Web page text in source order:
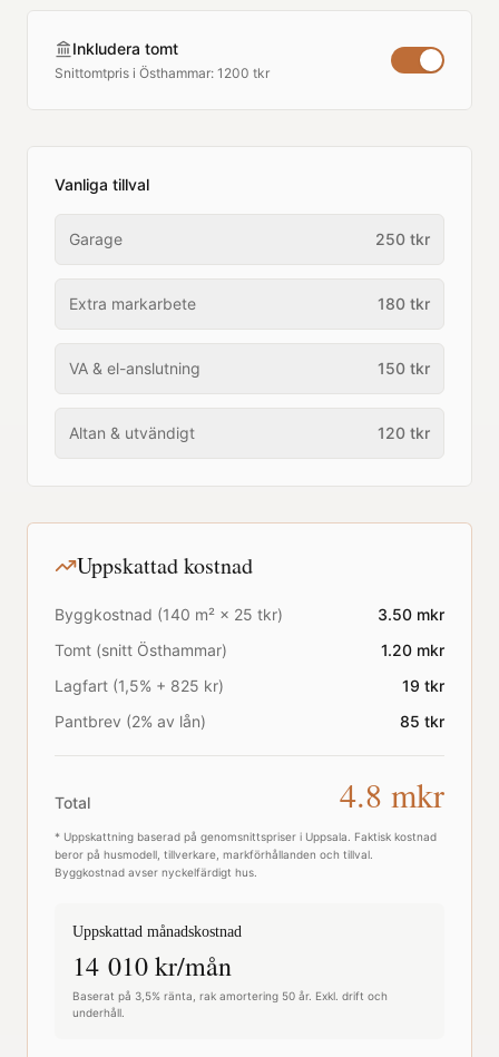
Inkludera tomt
Snittomtpris i Östhammar: 1200 tkr
Vanliga tillval
Garage 250 tkr
Extra markarbete 180 tkr
VA & el-anslutning 150 tkr
Altan & utvändigt 120 tkr
Uppskattad kostnad
Byggkostnad (140 m² × 25 tkr) 3.50 mkr
Tomt (snitt Östhammar) 1.20 mkr
Lagfart (1,5% + 825 kr)
19 tkr
Pantbrev (2% av lån)
85 tkr
Total 4.8 mkr
* Uppskattning baserad på genomsnittspriser i Uppsala . Faktisk kostnad
beror på husmodell, tillverkare, markförhållanden och tillval.
Byggkostnad avser nyckelfärdigt hus.
Uppskattad månadskostnad
14 010kr/mån
Baserat på 3,5% ränta, rak amortering 50 år. Exkl. drift och
underhåll.